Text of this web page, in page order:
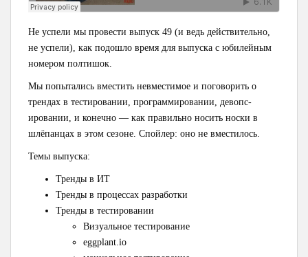
Не успели мы провести выпуск 49 (и ведь действительно,
не успели), как подошло время для выпуска с юбилейным
номером полтишок.
Мы попытались вместить невместимое и поговорить о
трендах в тестировании, программировании, девопс-
ировании, и конечно — как правильно носить носки в
шлёпанцах в этом сезоне. Спойлер: оно не вместилось.
Темы выпуска:
Тренды в ИТ
Тренды в процессах разработки
Тренды в тестировании
Визуальное тестирование
eggplant.io